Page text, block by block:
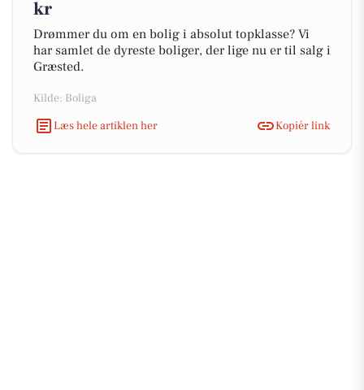
kr
Drømmer du om en bolig i absolut topklasse? Vi
har samlet de dyreste boliger, der lige nu er til salg i
Græsted.
Kilde: Boliga
Læs hele artiklen her
Kopiér link